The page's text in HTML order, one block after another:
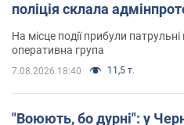
поліція склала
На місце події прибули патрульні
оперативна група
7.08.2026 18:40 11,5 т.
"Воюють, бо дурні": у